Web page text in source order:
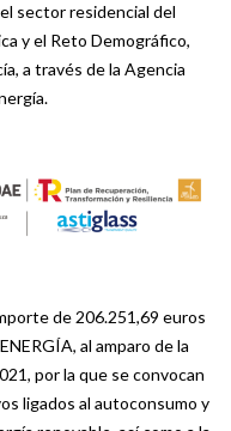
sector residencial del
y el Reto Demográfico,
a través de la Agencia
de 206.251,69 euros
al amparo de la
por la que se convocan
ligados al autoconsumo y